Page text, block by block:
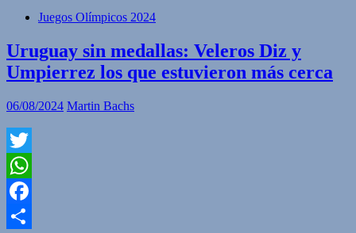
Juegos Olímpicos 2024
Uruguay sin medallas: Veleros Diz y
Umpierrez los que estuvieron más cerca
06/08/2024 Martin Bachs
Twitter
WhatsApp
Facebook